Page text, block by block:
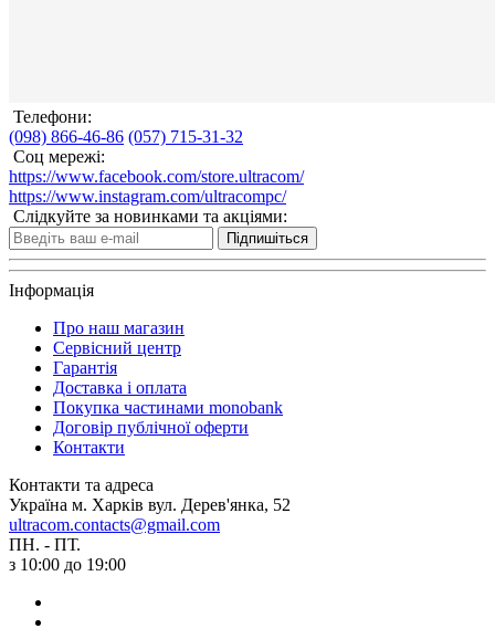
Телефони:
(098) 866-46-86 (057) 715-31-32
Соц мережі:
https://www.facebook.com/store.ultracom/
https://www.instagram.com/ultracompc/
Слідкуйте за новинками та акціями:
Підпишіться
Інформація
Про наш магазин
Сервісний центр
Гарантія
Доставка і оплата
Покупка частинами monobank
Договір публічної оферти
Контакти
Контакти та адреса
Україна м. Харків вул. Дерев'янка, 52
ultracom.contacts@gmail.com
ПН. - ПТ.
з 10:00 до 19:00